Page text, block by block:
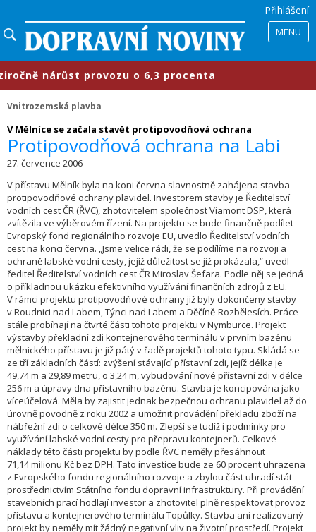
Přihlášení
MENU
nárůst provozu o 6,3 procenta
Vnitrozemská plavba
V Mělníce se začala stavět protipovodňová ochrana
Protipovodňová ochrana na Labi
27. července 2006
V přístavu Mělník byla na koni června slavnostně zahájena stavba
protipovodňové ochrany plavidel. Investorem stavby je Ředitelství
vodních cest ČR (ŘVC), zhotovitelem společnost Viamont DSP, která
zvítězila ve výběrovém řízení. Na projektu se bude finančně podílet
Evropský fond regionálního rozvoje EU, uvedlo Ředitelství vodních
cest na konci června. „Jsme velice rádi, že se podílíme na rozvoji a
ochraně labské vodní cesty, jejíž důležitost se již prokázala,“ uvedl
ředitel Ředitelství vodních cest ČR Miroslav Šefara. Podle něj se jedná
o příkladnou ukázku efektivního využívání finančních zdrojů z EU.
V rámci projektu protipovodňové ochrany již byly dokončeny stavby
v Roudnici nad Labem, Týnci nad Labem a Děčíně-Rozbělesích. Práce
stále probíhají na čtvrté části tohoto projektu v Nymburce. Projekt
výstavby překladní zdi kontejnerového terminálu v prvním bazénu
mělnického přístavu je již pátý v řadě projektů tohoto typu. Skládá se
ze tří základních částí: zvýšení stávající přístavní zdi, jejíž délka je
49,74 m a 29,89 metru, o 3,24 m, vybudování nové přístavní zdi v délce
256 m a úpravy dna přístavního bazénu. Stavba je koncipována jako
víceúčelová. Měla by zajistit jednak bezpečnou ochranu plavidel až do
úrovně povodně z roku 2002 a umožnit provádění překladu zboží na
nábřežní zdi o celkové délce 350 m. Zlepší se tudíž i podmínky pro
využívání labské vodní cesty pro přepravu kontejnerů. Celkové
náklady této části projektu by podle ŘVC neměly přesáhnout
71,14 milionu Kč bez DPH. Tato investice bude ze 60 procent uhrazena
z Evropského fondu regionálního rozvoje a zbylou část uhradí stát
prostřednictvím Státního fondu dopravní infrastruktury. Při provádění
stavebních prací hodlají investor a zhotovitel plně respektovat provoz
přístavu a kontejnerového terminálu Topůlky. Stavba ani realizovaný
projekt by neměly mít žádný negativní vliv na životní prostředí. Projekt